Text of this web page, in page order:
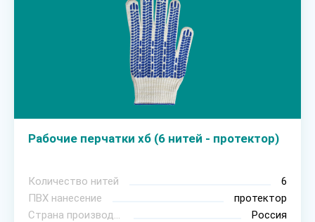
Рабочие перчатки хб (6 нитей - протектор)
Количество нитей
6
ПВХ нанесение
протектор
Страна производитель
Россия